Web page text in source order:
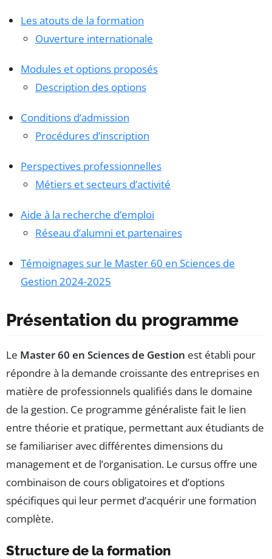
Les atouts de la formation
Ouverture internationale
Modules et options proposés
Description des options
Conditions d’admission
Procédures d’inscription
Perspectives professionnelles
Métiers et secteurs d’activité
Aide à la recherche d’emploi
Réseau d’alumni et partenaires
Témoignages sur le Master 60 en Sciences de
Gestion 2024-2025
Présentation du programme
Le Master 60 en Sciences de Gestion est établi pour
répondre à la demande croissante des entreprises en
matière de professionnels qualifiés dans le domaine
de la gestion. Ce programme généraliste fait le lien
entre théorie et pratique, permettant aux étudiants de
se familiariser avec différentes dimensions du
management et de l’organisation. Le cursus offre une
combinaison de cours obligatoires et d’options
spécifiques qui leur permet d’acquérir une formation
complète.
Structure de la formation